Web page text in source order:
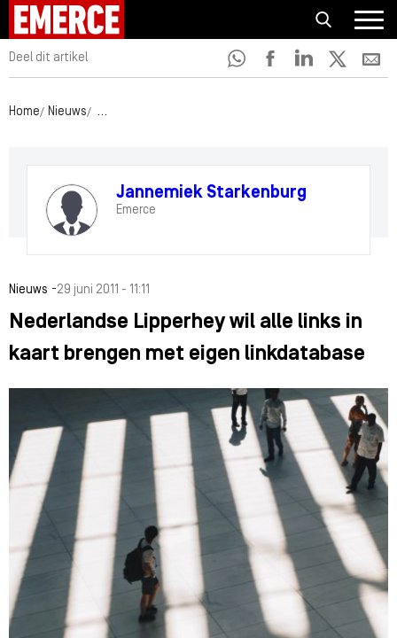
Deel dit artikel
Home Nieuws Nederlandse Lipperhey wil alle links in kaart brengen
Jannemiek Starkenburg
Emerce
Nieuws -29 juni 2011 - 11:11
Nederlandse Lipperhey wil alle links in
kaart brengen met eigen linkdatabase